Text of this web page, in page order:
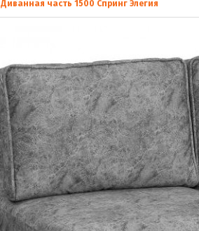
Диванная часть 1500 Спринг Элегия